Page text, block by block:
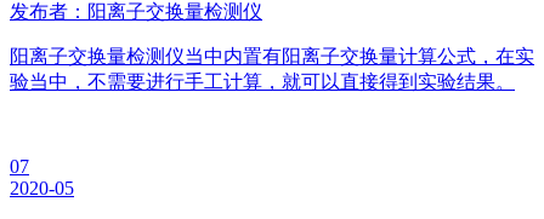
发布者：阳离子交换量检测仪
阳离子交换量检测仪当中内置有阳离子交换量计算公式，在实
验当中，不需要进行手工计算，就可以直接得到实验结果。
07
2020-05